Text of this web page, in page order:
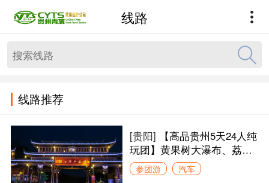
线路
线路推荐
[贵阳]
【高品贵州5天24人纯
玩团】黄果树大瀑布、荔波
小七孔、西江千户苗寨、青
岩古镇（24人高品精致纯玩
参团游
汽车